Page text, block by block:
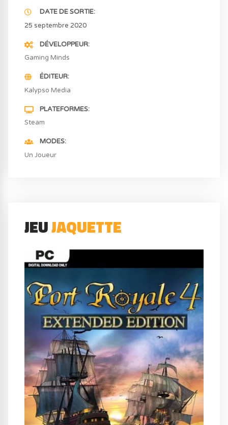
DATE DE SORTIE
25 septembre 2020
DÉVELOPPEUR
Gaming Minds
ÉDITEUR
Kalypso Media
PLATEFORMES
Steam
MODES
Un Joueur
JEUJAQUETTE